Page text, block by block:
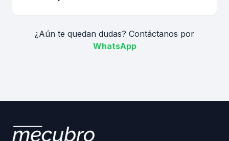
¿Aún te quedan dudas? Contáctanos por
WhatsApp